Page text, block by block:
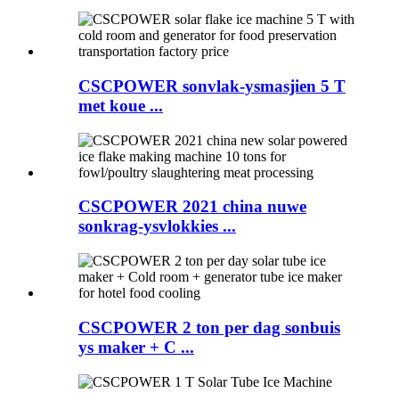
CSCPOWER sonvlak-ysmasjien 5 T
met koue ...
CSCPOWER 2021 china nuwe
sonkrag-ysvlokkies ...
CSCPOWER 2 ton per dag sonbuis
ys maker + C ...